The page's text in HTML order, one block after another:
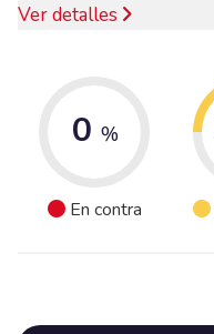
Ver detalles
0 %
En contra